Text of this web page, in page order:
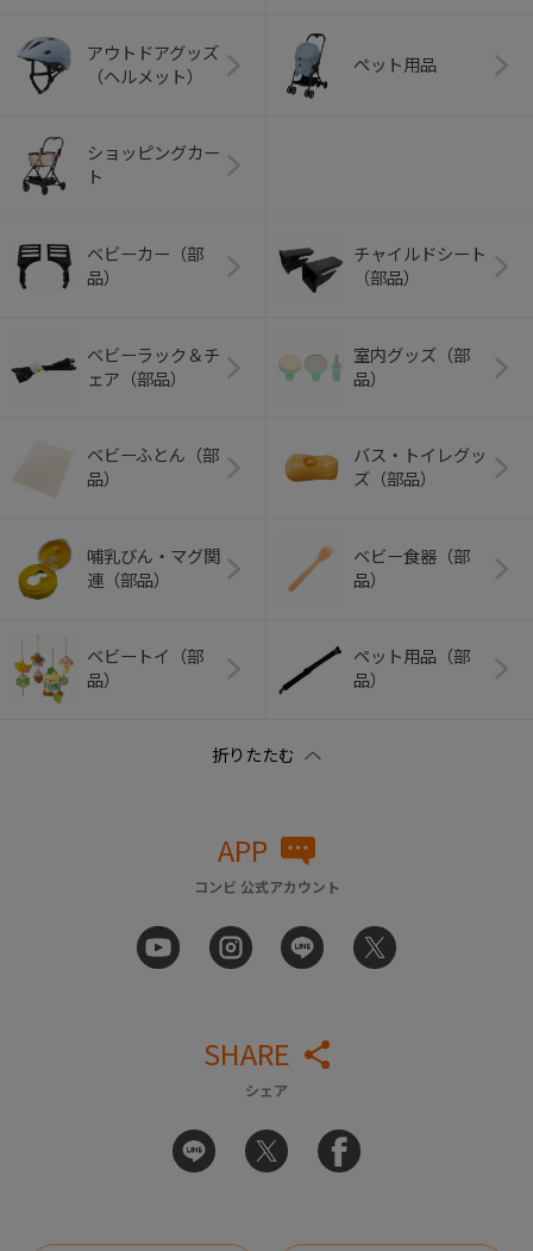
アウトドアグッズ
（ヘルメット）
ペット用品
ショッピングカー
ト
ベビーカー（部
品）
チャイルドシート
（部品）
ベビーラック＆チ
ェア（部品）
室内グッズ（部
品）
ベビーふとん（部
品）
バス・トイレグッ
ズ（部品）
哺乳びん・マグ関
連（部品）
ベビー食器（部
品）
ベビートイ（部
品）
ペット用品（部
品）
APP
コンビ 公式アカウント
SHARE
シェア